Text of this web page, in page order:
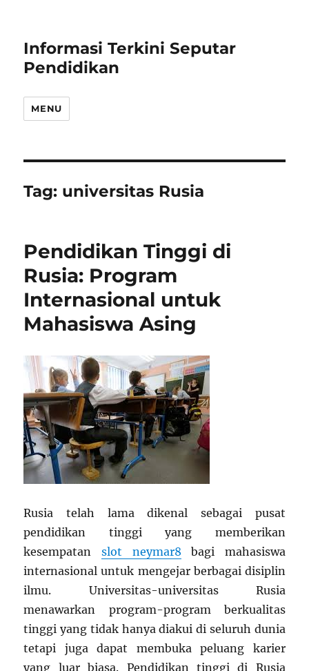
Informasi Terkini Seputar
Pendidikan
MENU
Tag: universitas Rusia
Pendidikan Tinggi di
Rusia: Program
Internasional untuk
Mahasiswa Asing
Rusia telah lama dikenal sebagai pusat
pendidikan tinggi yang memberikan
kesempatan slot neymar8 bagi mahasiswa
internasional untuk mengejar berbagai disiplin
ilmu. Universitas-universitas Rusia
menawarkan program-program berkualitas
tinggi yang tidak hanya diakui di seluruh dunia
tetapi juga dapat membuka peluang karier
yang luar biasa. Pendidikan tinggi di Rusia